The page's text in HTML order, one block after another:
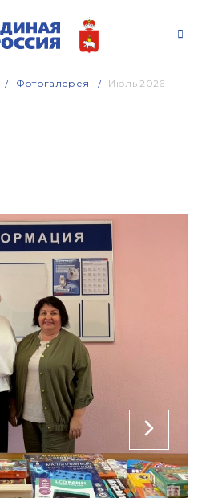
Фотогалерея Июль 2026